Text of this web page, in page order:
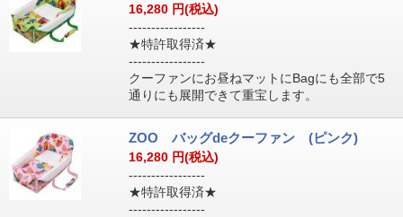
16,280 円(税込)
-----------------
★特許取得済★
-----------------
クーファンにお昼ねマットにBagにも全部で5
通りにも展開できて重宝します。
ZOO バッグdeクーファン (ピンク)
16,280 円(税込)
-----------------
★特許取得済★
-----------------